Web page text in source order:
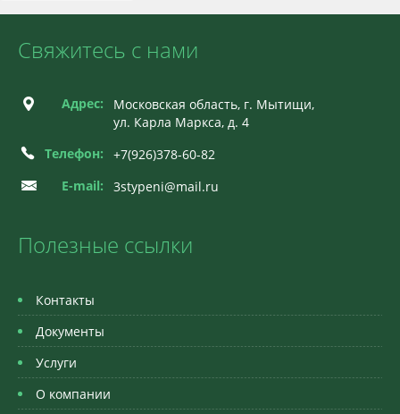
Свяжитесь с нами
Адрес:
Московская область, г. Мытищи,
ул. Карла Маркса, д. 4
Телефон:
+7(926)378-60-82
E-mail:
3stypeni@mail.ru
Полезные ссылки
Контакты
Документы
Услуги
О компании